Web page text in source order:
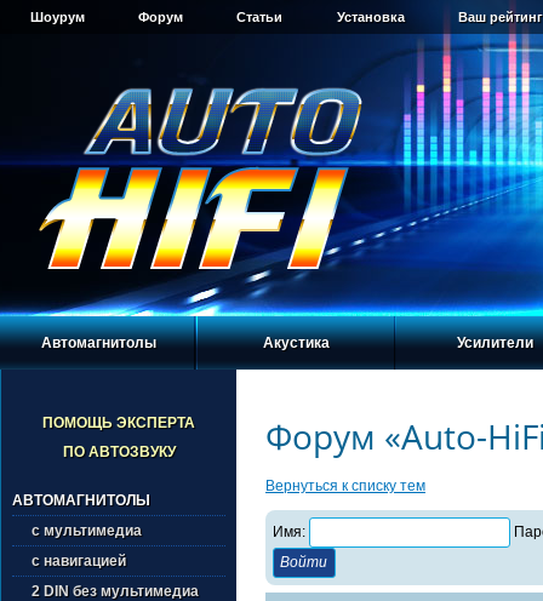
Шоурум Форум Статьи Установка Ваш
Автомагнитолы Акустика Усилители
ПОМОЩЬ ЭКСПЕРТА
ПО АВТОЗВУКУ
АВТОМАГНИТОЛЫ
с мультимедиа
с навигацией
2 DIN без мультимедиа
Форум «Auto-
Вернуться к списку тем
Имя: